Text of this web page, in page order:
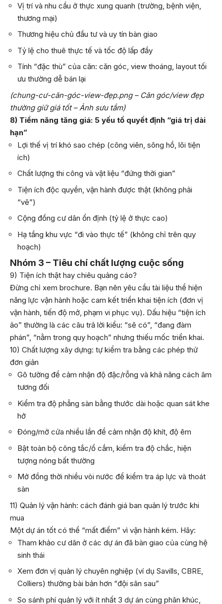
Vị trí và nhu cầu ở thực xung quanh (trường, bệnh viện,
thương mại)
Thương hiệu chủ đầu tư và uy tín bàn giao
Tỷ lệ cho thuê thực tế và tốc độ lấp đầy
Tính “đặc thù” của căn: căn góc, view thoáng, layout tối
ưu thường dễ bán lại
(chung-cư-căn-góc-view-đẹp.png – Căn góc/view đẹp
thường giữ giá tốt – Ảnh sưu tầm)
8) Tiềm năng tăng giá: 5 yếu tố quyết định “giá trị dài
hạn”
Lợi thế vị trí khó sao chép (công viên, sông hồ, lõi tiện
ích)
Chất lượng thi công và vật liệu “đứng thời gian”
Tiện ích độc quyền, vận hành được thật (không phải
“vẽ”)
Cộng đồng cư dân ổn định (tỷ lệ ở thực cao)
Hạ tầng khu vực “đi vào thực tế” (không chỉ trên quy
hoạch)
Nhóm 3 – Tiêu chí chất lượng cuộc sống
9) Tiện ích thật hay chiêu quảng cáo?
Đừng chỉ xem brochure. Bạn nên yêu cầu tài liệu thể hiện
năng lực vận hành hoặc cam kết triển khai tiện ích (đơn vị
vận hành, tiến độ mở, phạm vi phục vụ). Dấu hiệu “tiện ích
ảo” thường là các câu trả lời kiểu: “sẽ có”, “đang đàm
phán”, “nằm trong quy hoạch” nhưng thiếu mốc triển khai.
10) Chất lượng xây dựng: tự kiểm tra bằng các phép thử
đơn giản
Gõ tường để cảm nhận độ đặc/rỗng và khả năng cách âm
tương đối
Kiểm tra độ phẳng sàn bằng thước dài hoặc quan sát khe
hở
Đóng/mở cửa nhiều lần để cảm nhận độ khít, độ êm
Bật toàn bộ công tắc/ổ cắm, kiểm tra độ chắc, hiện
tượng nóng bất thường
Mở đồng thời nhiều vòi nước để kiểm tra áp lực và thoát
sàn
11) Quản lý vận hành: cách đánh giá ban quản lý trước khi
mua
Một dự án tốt có thể “mất điểm” vì vận hành kém. Hãy:
Tham khảo cư dân ở các dự án đã bàn giao của cùng hệ
sinh thái
Xem đơn vị quản lý chuyên nghiệp (ví dụ Savills, CBRE,
Colliers) thường bài bản hơn “đội sân sau”
So sánh phí quản lý với ít nhất 3 dự án cùng phân khúc,